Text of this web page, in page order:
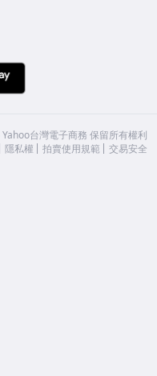
Yahoo台灣電子商務 保留所有權利
隱私權 拍賣使用規範 交易安全